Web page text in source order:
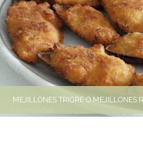
MEJILLONES TRIGRE O MEJILLONES